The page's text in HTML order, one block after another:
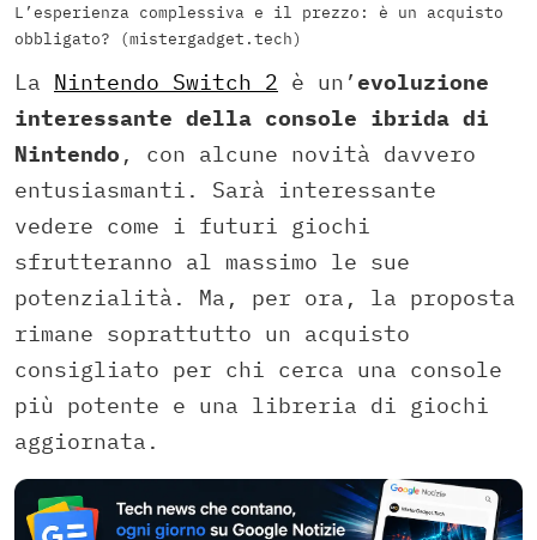
L’esperienza complessiva e il prezzo: è un acquisto
obbligato? (mistergadget.tech)
La Nintendo Switch 2 è un’ evoluzione
interessante della console ibrida di
Nintendo , con alcune novità davvero
entusiasmanti. Sarà interessante
vedere come i futuri giochi
sfrutteranno al massimo le sue
potenzialità. Ma, per ora, la proposta
rimane soprattutto un acquisto
consigliato per chi cerca una console
più potente e una libreria di giochi
aggiornata.